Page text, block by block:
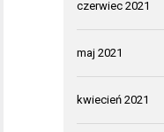
czerwiec 2021
maj 2021
kwiecień 2021